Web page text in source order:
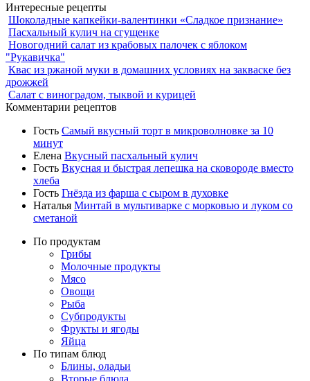
Интересные рецепты
Шоколадные капкейки-валентинки «Сладкое признание»
Пасхальный кулич на сгущенке
Новогодний салат из крабовых палочек с яблоком
"Рукавичка"
Квас из ржаной муки в домашних условиях на закваске без
дрожжей
Салат с виноградом, тыквой и курицей
Комментарии рецептов
Гость Самый вкусный торт в микроволновке за 10
минут
Елена Вкусный пасхальный кулич
Гость Вкусная и быстрая лепешка на сковороде вместо
хлеба
Гость Гнёзда из фарша с сыром в духовке
Наталья Минтай в мультиварке с морковью и луком со
сметаной
По продуктам
Грибы
Молочные продукты
Мясо
Овощи
Рыба
Субпродукты
Фрукты и ягоды
Яйца
По типам блюд
Блины, оладьи
Вторые блюда